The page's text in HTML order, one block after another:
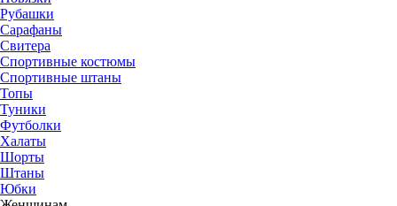
Рубашки
Сарафаны
Свитера
Спортивные костюмы
Спортивные штаны
Топы
Туники
Футболки
Халаты
Шорты
Штаны
Юбки